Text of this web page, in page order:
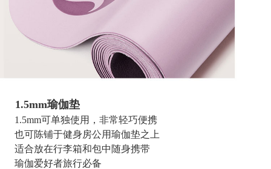
1.5mm瑜伽垫
1.5mm可单独使用， 非常轻巧便携
也可陈铺于健身房公用瑜伽垫之上
适合放在行李箱和包中随身携带
瑜伽爱好者旅行必备